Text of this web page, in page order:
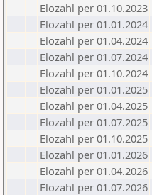
Elozahl per 01.10.2023
Elozahl per 01.01.2024
Elozahl per 01.04.2024
Elozahl per 01.07.2024
Elozahl per 01.10.2024
Elozahl per 01.01.2025
Elozahl per 01.04.2025
Elozahl per 01.07.2025
Elozahl per 01.10.2025
Elozahl per 01.01.2026
Elozahl per 01.04.2026
Elozahl per 01.07.2026